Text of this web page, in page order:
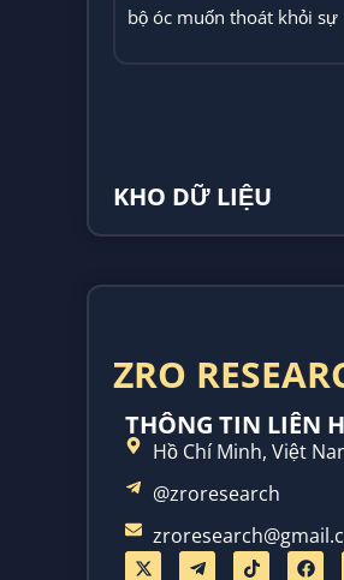
bộ óc muốn thoát khỏi sự
KHO DỮ LIỆU
ZRO
THÔNG TIN LIÊN
Hồ Chí Minh, Việt
@zroresearch